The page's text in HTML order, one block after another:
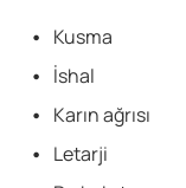
Kusma
İshal
Karın ağrısı
Letarji